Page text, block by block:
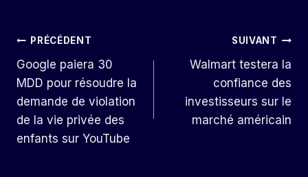
Navigation
De
L’article
PRÉCÉDENT
Google paiera 30
MDD pour résoudre la
demande de violation
de la vie privée des
enfants sur YouTube
SUIVANT
Walmart testera la
confiance des
investisseurs sur le
marché américain